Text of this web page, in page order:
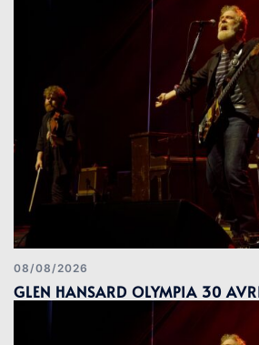
08/08/2026
GLEN HANSARD OLYMPIA 30